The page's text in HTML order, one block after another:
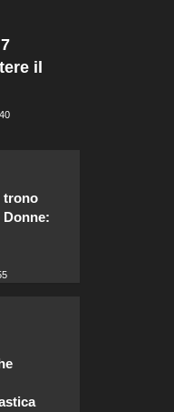
il
trono